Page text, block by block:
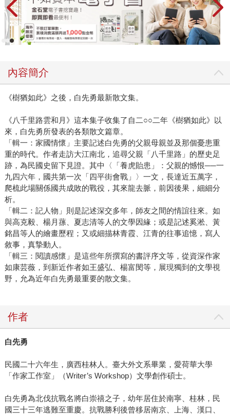
內容簡介
《樹猶如此》之後，白先勇最新散文集。
《八千里路雲和月》這本集子收集了自二○○二年《樹猶如此》以
來，白先勇所發表的各類散文篇章。
「輯一：家國情懷」主要記述白先勇的父親母親並及那個憂患重
重的時代。作者走訪大江南北，追尋父親「八千里路」的歷史足
跡，為民國史留下見證。其中〈「養虎貽患」：父親的憾恨──一
九四六年，國共第一次「四平街會戰」〉一文，長達近五萬字，
爬梳此場關係國共成敗的戰役，其來龍去脈，前因後果，細細分
析。
「輯二：記人物」則是記述深交多年，師友之間的情誼往來。如
與高克毅、楊月蓀、夏志清等人的文學因緣；或是記述奚淞、黃
銘昌等人的繪畫歷程；又或細描林青霞、江青的往事追憶，寫人
敘事，真摯動人。
「輯三：閱讀感懷」是這些年所撰寫的書評序文等，從資深作家
如康芸薇，到新近作者如王盛弘、楊富閔等，展現獨到的文學視
野，允為近年白先勇最重要的散文集。
作者
白先勇
民國二十六年生，廣西桂林人。臺大外文系畢業，愛荷華大學
「作家工作室」（Writer’s Workshop）文學創作碩士。
白先勇為北伐抗戰名將白崇禧之子，幼年居住於南寧、桂林，民
國三十三年逃難至重慶。抗戰勝利後曾移居南京、上海、漢口、